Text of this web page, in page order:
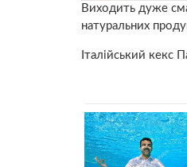
Виходить дуже
натуральних
Італійський